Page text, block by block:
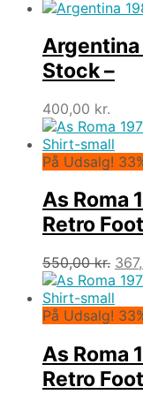
Stock –
400,00 kr.
På Udsalg!
As Roma
Retro
550,00kr. Den
var:
På Udsalg!
As Roma
Retro